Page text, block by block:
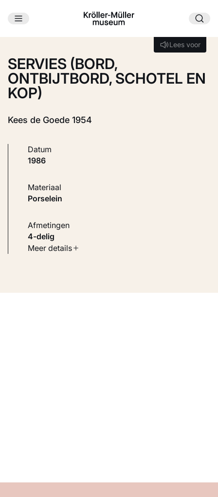
Ga naar hoofdinhoud
Lees voor
Lees voor
SERVIES (BORD,
ONTBIJTBORD, SCHOTEL EN
KOP)
Kees de Goede 1954
Datum
1986
Materiaal
Porselein
Afmetingen
4-delig
Soort werk
Meer details